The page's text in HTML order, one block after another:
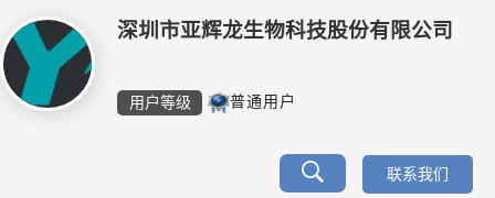
深圳市亚辉龙生物科技股份有限公司
用户等级 普通用户
联系我们